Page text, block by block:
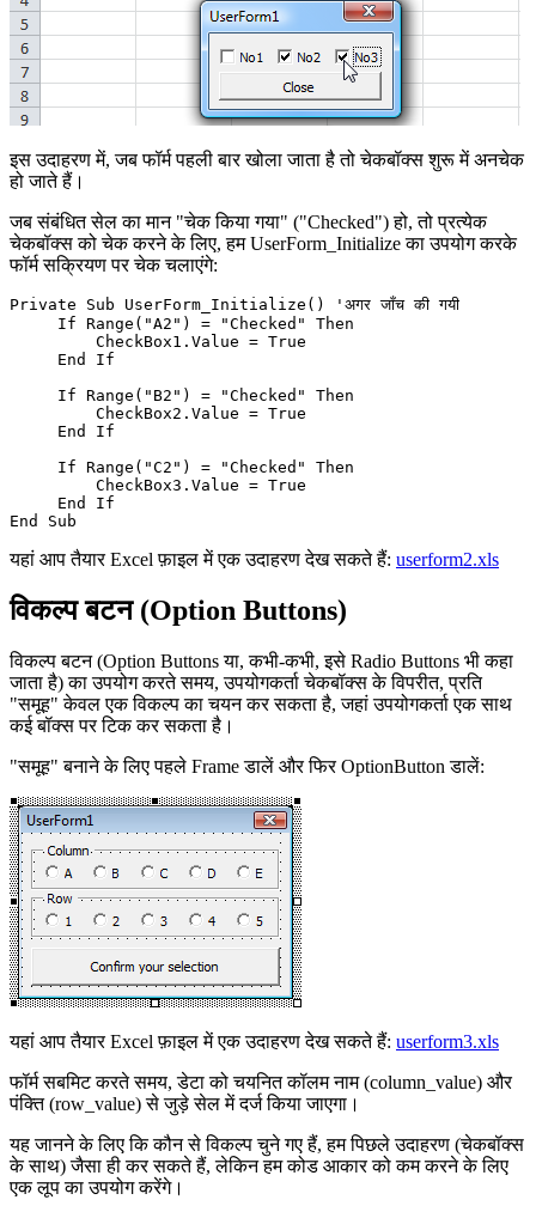
इस उदाहरण में, जब फॉर्म पहली बार खोला जाता है तो चेकबॉक्स शुरू में अनचेक
हो जाते हैं।
जब संबंधित सेल का मान "चेक किया गया" ("Checked") हो, तो प्रत्येक
चेकबॉक्स को चेक करने के लिए, हम UserForm_Initialize का उपयोग करके
फॉर्म सक्रियण पर चेक चलाएंगे:
Private Sub UserForm_Initialize() 'अगर जाँच की गयी
     If Range("A2") = "Checked" Then
         CheckBox1.Value = True
     End If
     If Range("B2") = "Checked" Then
         CheckBox2.Value = True
     End If
     If Range("C2") = "Checked" Then
         CheckBox3.Value = True
     End If
यहां आप तैयार Excel फ़ाइल में एक उदाहरण देख सकते हैं: userform2.xls
विकल्प बटन (Option Buttons)
विकल्प बटन (Option Buttons या, कभी-कभी, इसे Radio Buttons भी कहा
जाता है) का उपयोग करते समय, उपयोगकर्ता चेकबॉक्स के विपरीत, प्रति
"समूह" केवल एक विकल्प का चयन कर सकता है, जहां उपयोगकर्ता एक साथ
कई बॉक्स पर टिक कर सकता है।
"समूह" बनाने के लिए पहले Frame डालें और फिर OptionButton डालें:
यहां आप तैयार Excel फ़ाइल में एक उदाहरण देख सकते हैं: userform3.xls
फॉर्म सबमिट करते समय, डेटा को चयनित कॉलम नाम (column_value) और
पंक्ति (row_value) से जुड़े सेल में दर्ज किया जाएगा।
यह जानने के लिए कि कौन से विकल्प चुने गए हैं, हम पिछले उदाहरण (चेकबॉक्स
के साथ) जैसा ही कर सकते हैं, लेकिन हम कोड आकार को कम करने के लिए
एक लूप का उपयोग करेंगे।